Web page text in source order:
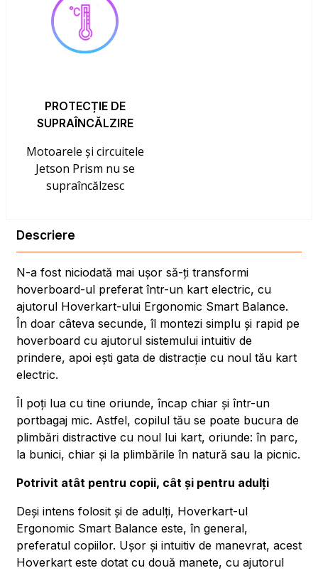
PROTECȚIE DE
SUPRAÎNCĂLZIRE
Motoarele și circuitele
Jetson Prism nu se
supraîncălzesc
Descriere
N-a fost niciodată mai ușor să-ți transformi
hoverboard-ul preferat într-un kart electric, cu
ajutorul Hoverkart-ului Ergonomic Smart Balance.
În doar câteva secunde, îl montezi simplu și rapid pe
hoverboard cu ajutorul sistemului intuitiv de
prindere, apoi ești gata de distracție cu noul tău kart
electric.
Îl poți lua cu tine oriunde, încap chiar și într-un
portbagaj mic. Astfel, copilul tău se poate bucura de
plimbări distractive cu noul lui kart, oriunde: în parc,
la bunici, chiar și la plimbările în natură sau la picnic.
Potrivit atât pentru copii, cât și pentru adulți
Deși intens folosit și de adulți, Hoverkart-ul
Ergonomic Smart Balance este, în general,
preferatul copiilor. Ușor și intuitiv de manevrat, acest
Hoverkart este dotat cu două manete, cu ajutorul